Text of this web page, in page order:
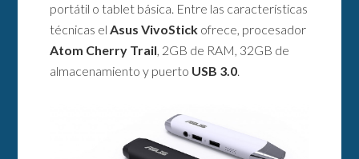
portátil o tablet básica. Entre las características
técnicas elAsus VivoStick ofrece, procesador
Atom Cherry Trail, 2GB de RAM, 32GB de
almacenamiento y puerto USB 3.0.